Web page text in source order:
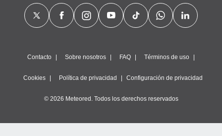
Contacto Sobre nosotros FAQ Términos de uso
Cookies Política de privacidad Configuración de privacidad
© 2026 Meteored. Todos los derechos reservados